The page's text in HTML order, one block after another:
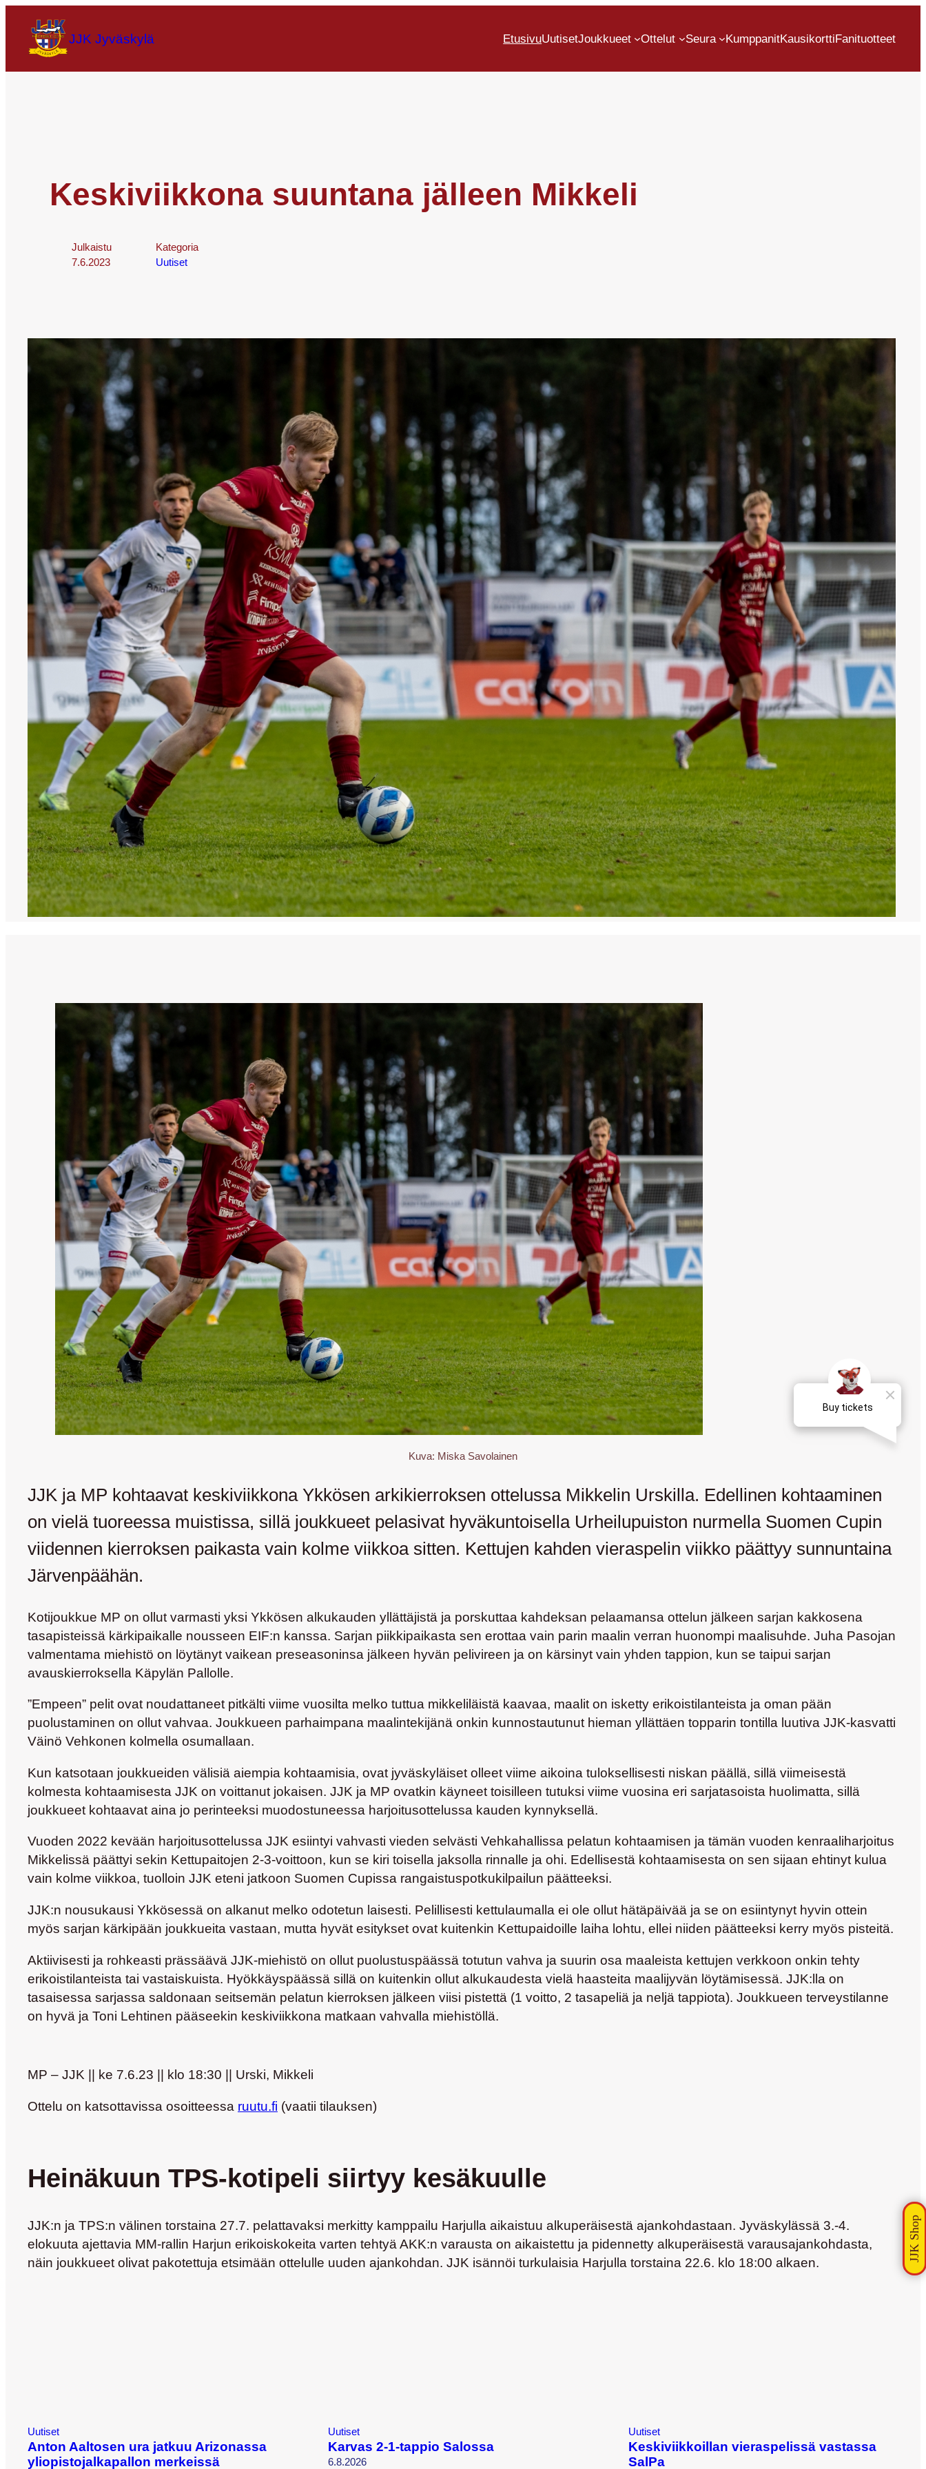
JJK Jyväskylä EtusivuUutisetJoukkueet Ottelut Seura KumppanitKausikorttiFanituotteet
Keskiviikkona suuntana jälleen Mikkeli
Julkaistu
7.6.2023
Kategoria
Uutiset
Kuva: Miska Savolainen
JJK ja MP kohtaavat keskiviikkona Ykkösen arkikierroksen ottelussa Mikkelin Urskilla. Edellinen kohtaaminen
on vielä tuoreessa muistissa, sillä joukkueet pelasivat hyväkuntoisella Urheilupuiston nurmella Suomen Cupin
viidennen kierroksen paikasta vain kolme viikkoa sitten. Kettujen kahden vieraspelin viikko päättyy sunnuntaina
Järvenpäähän.
Kotijoukkue MP on ollut varmasti yksi Ykkösen alkukauden yllättäjistä ja porskuttaa kahdeksan pelaamansa ottelun jälkeen sarjan kakkosena
tasapisteissä kärkipaikalle nousseen EIF:n kanssa. Sarjan piikkipaikasta sen erottaa vain parin maalin verran huonompi maalisuhde. Juha Pasojan
valmentama miehistö on löytänyt vaikean preseasoninsa jälkeen hyvän pelivireen ja on kärsinyt vain yhden tappion, kun se taipui sarjan
avauskierroksella Käpylän Pallolle.
”Empeen” pelit ovat noudattaneet pitkälti viime vuosilta melko tuttua mikkeliläistä kaavaa, maalit on isketty erikoistilanteista ja oman pään
puolustaminen on ollut vahvaa. Joukkueen parhaimpana maalintekijänä onkin kunnostautunut hieman yllättäen topparin tontilla luutiva JJK-kasvatti
Väinö Vehkonen kolmella osumallaan.
Kun katsotaan joukkueiden välisiä aiempia kohtaamisia, ovat jyväskyläiset olleet viime aikoina tuloksellisesti niskan päällä, sillä viimeisestä
kolmesta kohtaamisesta JJK on voittanut jokaisen. JJK ja MP ovatkin käyneet toisilleen tutuksi viime vuosina eri sarjatasoista huolimatta, sillä
joukkueet kohtaavat aina jo perinteeksi muodostuneessa harjoitusottelussa kauden kynnyksellä.
Vuoden 2022 kevään harjoitusottelussa JJK esiintyi vahvasti vieden selvästi Vehkahallissa pelatun kohtaamisen ja tämän vuoden kenraaliharjoitus
Mikkelissä päättyi sekin Kettupaitojen 2-3-voittoon, kun se kiri toisella jaksolla rinnalle ja ohi. Edellisestä kohtaamisesta on sen sijaan ehtinyt kulua
vain kolme viikkoa, tuolloin JJK eteni jatkoon Suomen Cupissa rangaistuspotkukilpailun päätteeksi.
JJK:n nousukausi Ykkösessä on alkanut melko odotetun laisesti. Pelillisesti kettulaumalla ei ole ollut hätäpäivää ja se on esiintynyt hyvin ottein
myös sarjan kärkipään joukkueita vastaan, mutta hyvät esitykset ovat kuitenkin Kettupaidoille laiha lohtu, ellei niiden päätteeksi kerry myös pisteitä.
Aktiivisesti ja rohkeasti prässäävä JJK-miehistö on ollut puolustuspäässä totutun vahva ja suurin osa maaleista kettujen verkkoon onkin tehty
erikoistilanteista tai vastaiskuista. Hyökkäyspäässä sillä on kuitenkin ollut alkukaudesta vielä haasteita maalijyvän löytämisessä. JJK:lla on
tasaisessa sarjassa saldonaan seitsemän pelatun kierroksen jälkeen viisi pistettä (1 voitto, 2 tasapeliä ja neljä tappiota). Joukkueen terveystilanne
on hyvä ja Toni Lehtinen pääseekin keskiviikkona matkaan vahvalla miehistöllä.
MP – JJK || ke 7.6.23 || klo 18:30 || Urski, Mikkeli
Ottelu on katsottavissa osoitteessa ruutu.fi (vaatii tilauksen)
Heinäkuun TPS-kotipeli siirtyy kesäkuulle
JJK:n ja TPS:n välinen torstaina 27.7. pelattavaksi merkitty kamppailu Harjulla aikaistuu alkuperäisestä ajankohdastaan. Jyväskylässä 3.-4.
elokuuta ajettavia MM-rallin Harjun erikoiskokeita varten tehtyä AKK:n varausta on aikaistettu ja pidennetty alkuperäisestä varausajankohdasta,
näin joukkueet olivat pakotettuja etsimään ottelulle uuden ajankohdan. JJK isännöi turkulaisia Harjulla torstaina 22.6. klo 18:00 alkaen.
Uutiset
Anton Aaltosen ura jatkuu Arizonassa
yliopistojalkapallon merkeissä
Uutiset
Karvas 2-1-tappio Salossa
6.8.2026
Uutiset
Keskiviikkoillan vieraspelissä vastassa
SalPa